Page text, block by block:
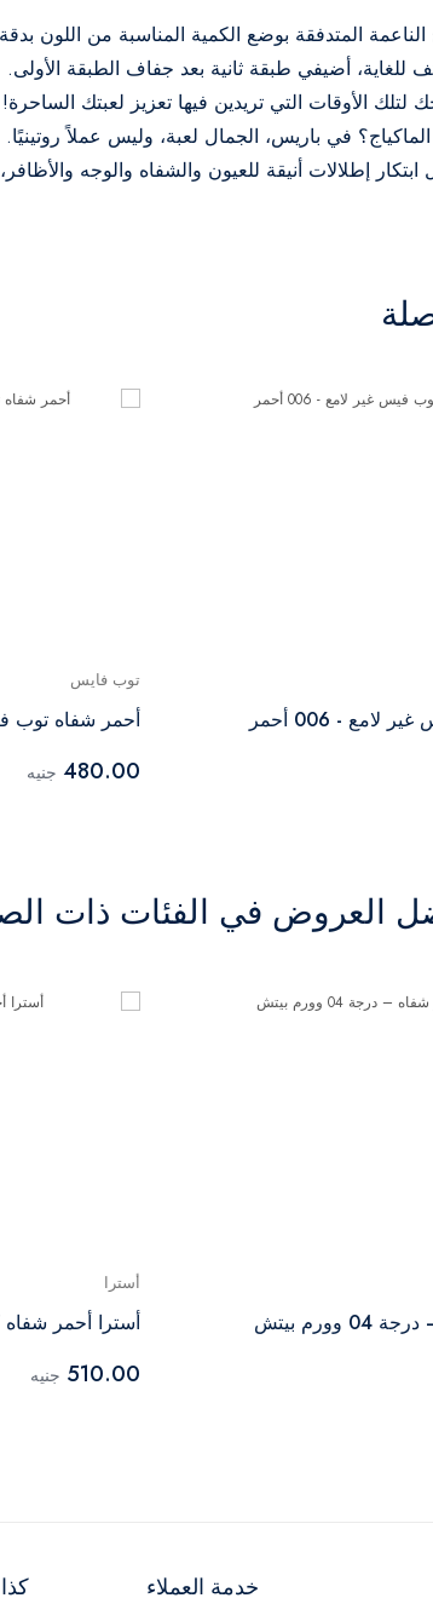
الناعمة المتدفقة بوضع الكمية المناسبة من اللون
للغاية، أضيفي طبقة ثانية بعد جفاف الطبقة الأولى.
الأوقات التي تريدين فيها تعزيز لعبتك الساحرة!
في باريس، الجمال لعبة، وليس عملاً روتينيًا.
إطلالات أنيقة للعيون والشفاه والوجه
- 006 أحمر
توب فايس
أحمر شفاه توب
480.00 جنيه
العروض في الفئات ذات
بيتش
أسترا
أسترا أحمر شفاه
510.00 جنيه
خدمة العملاء